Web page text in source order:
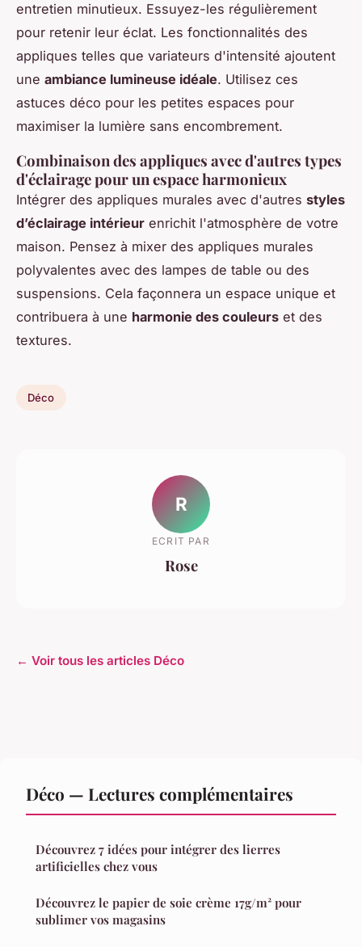
entretien minutieux. Essuyez-les régulièrement
pour retenir leur éclat. Les fonctionnalités des
appliques telles que variateurs d'intensité ajoutent
une ambiance lumineuse idéale. Utilisez ces
astuces déco pour les petites espaces pour
maximiser la lumière sans encombrement.
Combinaison des appliques avec d'autres types
d'éclairage pour un espace harmonieux
Intégrer des appliques murales avec d'autres styles
d’éclairage intérieur enrichit l'atmosphère de votre
maison. Pensez à mixer des appliques murales
polyvalentes avec des lampes de table ou des
suspensions. Cela façonnera un espace unique et
contribuera à une harmonie des couleurs et des
textures.
Déco
R
ECRIT PAR
Rose
← Voir tous les articles Déco
Déco — Lectures complémentaires
Découvrez 7 idées pour intégrer des lierres
artificielles chez vous
Découvrez le papier de soie crème 17g/m² pour
sublimer vos magasins